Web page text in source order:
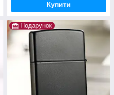
Купити
Подарунок